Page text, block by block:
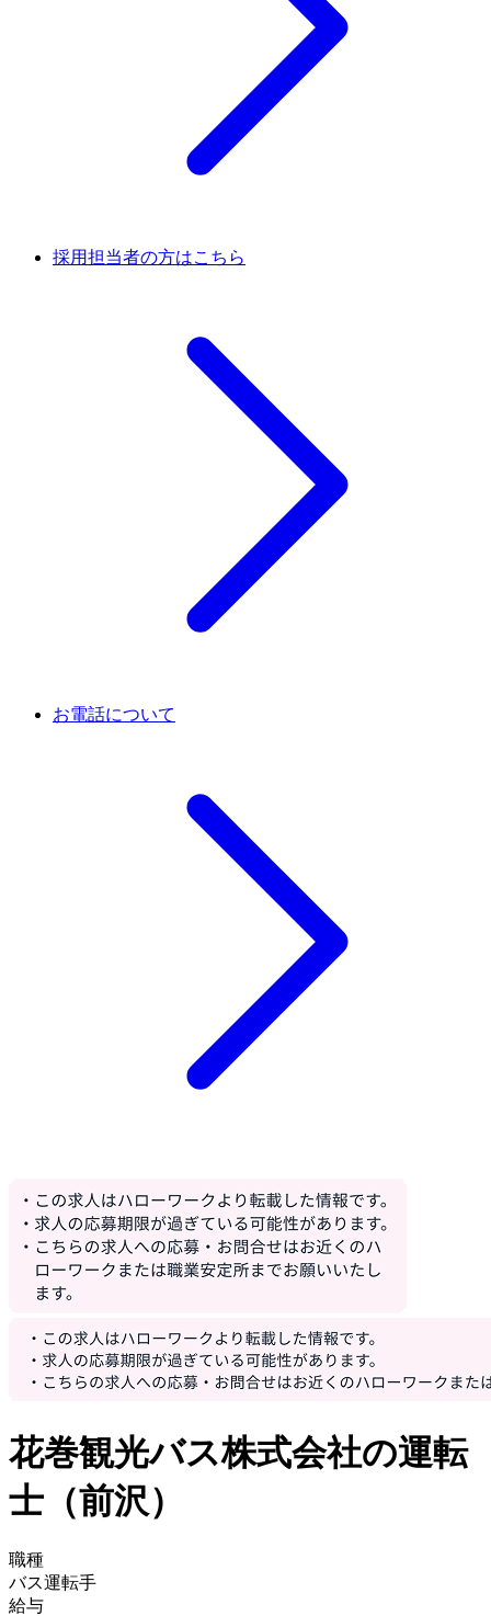
採用担当者の方はこちら
お電話について
花巻観光バス株式会社の運転
士（前沢）
職種
バス運転手
給与